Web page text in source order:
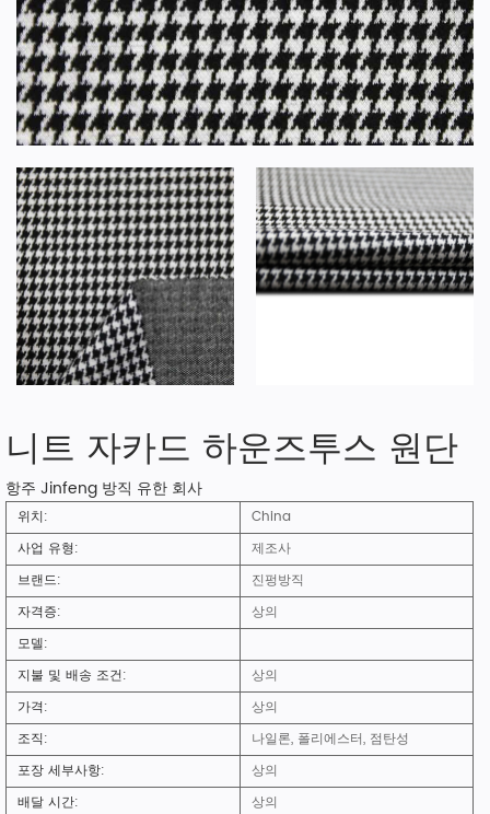
니트 자카드 하운즈투스 원단
항주 Jinfeng 방직 유한 회사
위치:
China
사업 유형:
제조사
브랜드:
진펑방직
자격증:
상의
모델:
지불 및 배송 조건:
상의
가격:
상의
조직:
나일론, 폴리에스터, 점탄성
포장 세부사항:
상의
배달 시간:
상의